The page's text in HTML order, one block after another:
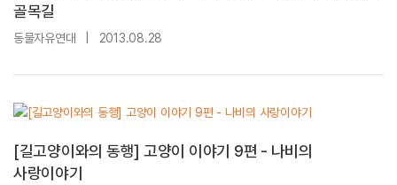
골목길
동물자유연대 2013.08.28
[길고양이와의 동행] 고양이 이야기 9편 - 나비의
사랑이야기